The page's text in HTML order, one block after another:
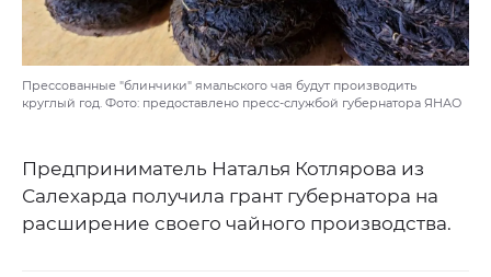
Прессованные "блинчики" ямальского чая будут производить
круглый год. Фото: предоставлено пресс-службой губернатора ЯНАО
Предприниматель Наталья Котлярова из
Салехарда получила грант губернатора на
расширение своего чайного производства.